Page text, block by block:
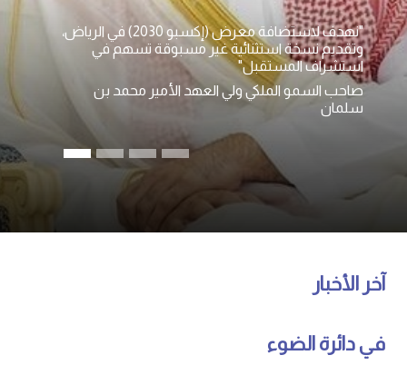
"نهدف لاستضافة معرض (إكسبو 2030) في الرياض،
وتقديم نسخة استثنائية غير مسبوقة تسهم في
استشراف المستقبل"
صاحب السمو الملكي ولي العهد الأمير محمد بن
سلمان
آخر الأخبار
في دائرة الضوء